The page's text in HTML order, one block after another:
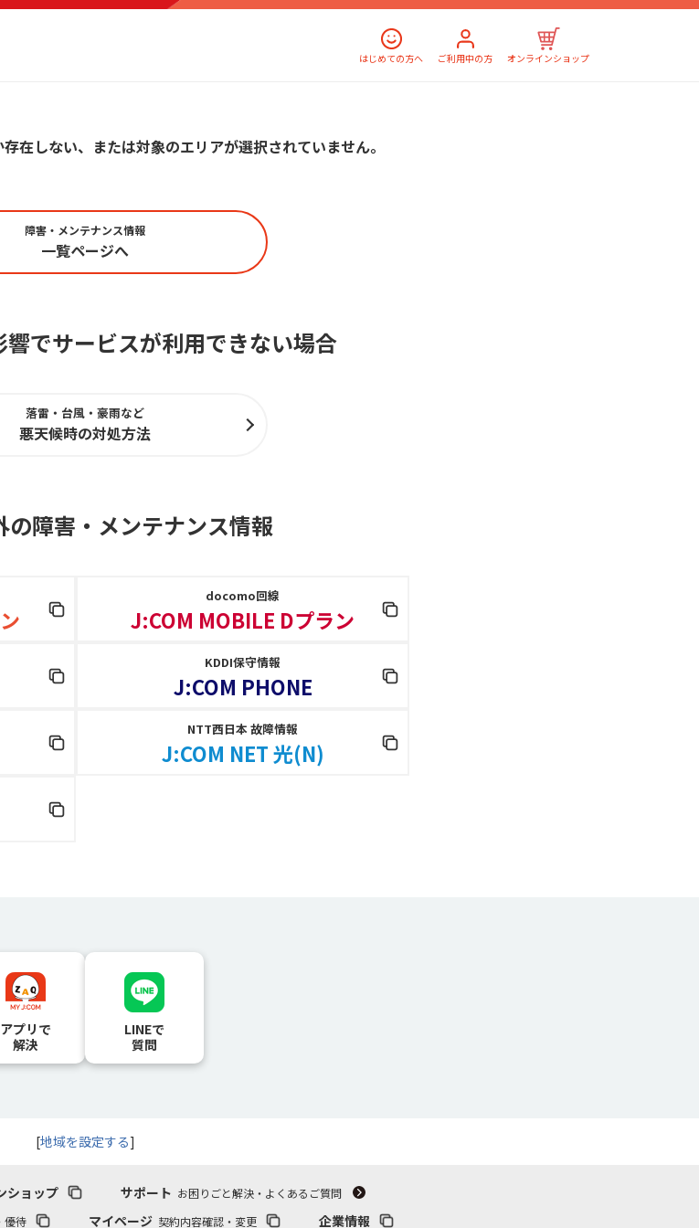
はじめての方へ ご利用中の方 オンラインショップ
在しない、または対象のエリアが選択されていません。
障害・メンテナンス情報
一覧ページへ
でサービスが利用できない場合
落雷・台風・豪雨など
悪天候時の対処方法
の障害 ・ メンテナンス情報
docomo回線
J:COM MOBILE Dプラン
KDDI保守情報
J:COM PHONE
NTT西日本 故障情報
J:COM NET 光(N)
アプリで
解決
LINEで
質問
[地域を設定する]
ショップ サポート お困りごと解決・よくあるご質問
優待 マイページ 契約内容確認・変更 企業情報